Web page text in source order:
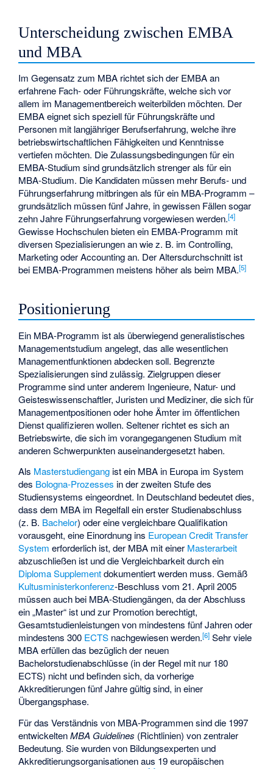
Unterscheidung zwischen EMBA
und MBA
Im Gegensatz zum MBA richtet sich der EMBA an
erfahrene Fach- oder Führungskräfte, welche sich vor
allem im Managementbereich weiterbilden möchten. Der
EMBA eignet sich speziell für Führungskräfte und
Personen mit langjähriger Berufserfahrung, welche ihre
betriebswirtschaftlichen Fähigkeiten und Kenntnisse
vertiefen möchten. Die Zulassungsbedingungen für ein
EMBA-Studium sind grundsätzlich strenger als für ein
MBA-Studium. Die Kandidaten müssen mehr Berufs- und
Führungserfahrung mitbringen als für ein MBA-Programm –
grundsätzlich müssen fünf Jahre, in gewissen Fällen sogar
zehn Jahre Führungserfahrung vorgewiesen werden.[4]
Gewisse Hochschulen bieten ein EMBA-Programm mit
diversen Spezialisierungen an wie z. B. im Controlling,
Marketing oder Accounting an. Der Altersdurchschnitt ist
bei EMBA-Programmen meistens höher als beim MBA.[5]
Positionierung
Ein MBA-Programm ist als überwiegend generalistisches
Managementstudium angelegt, das alle wesentlichen
Managementfunktionen abdecken soll. Begrenzte
Spezialisierungen sind zulässig. Zielgruppen dieser
Programme sind unter anderem Ingenieure, Natur- und
Geisteswissenschaftler, Juristen und Mediziner, die sich für
Managementpositionen oder hohe Ämter im öffentlichen
Dienst qualifizieren wollen. Seltener richtet es sich an
Betriebswirte, die sich im vorangegangenen Studium mit
anderen Schwerpunkten auseinandergesetzt haben.
Als Masterstudiengang ist ein MBA in Europa im System
des Bologna-Prozesses in der zweiten Stufe des
Studiensystems eingeordnet. In Deutschland bedeutet dies,
dass dem MBA im Regelfall ein erster Studienabschluss
(z. B. Bachelor) oder eine vergleichbare Qualifikation
vorausgeht, eine Einordnung ins European Credit Transfer
System erforderlich ist, der MBA mit einer Masterarbeit
abzuschließen ist und die Vergleichbarkeit durch ein
Diploma Supplementdokumentiert werden muss. Gemäß
Kultusministerkonferenz-Beschluss vom 21. April 2005
müssen auch bei MBA-Studiengängen, da der Abschluss
ein „Master“ ist und zur Promotion berechtigt,
Gesamtstudienleistungen von mindestens fünf Jahren oder
mindestens 300 ECTS nachgewiesen werden.[6] Sehr viele
MBA erfüllen das bezüglich der neuen
Bachelorstudienabschlüsse (in der Regel mit nur 180
ECTS) nicht und befinden sich, da vorherige
Akkreditierungen fünf Jahre gültig sind, in einer
Übergangsphase.
Für das Verständnis von MBA-Programmen sind die 1997
entwickeltenMBA Guidelines (Richtlinien) von zentraler
Bedeutung. Sie wurden von Bildungsexperten und
Akkreditierungsorganisationen aus 19 europäischen